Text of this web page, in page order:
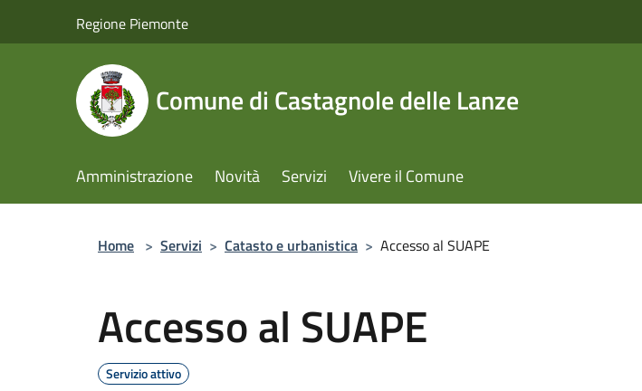
Regione Piemonte
Comune di Castagnole delle Lanze
Amministrazione Novità Servizi Vivere il Comune
Home > Servizi > Catasto e urbanistica > Accesso al SUAPE
Accesso al SUAPE
Servizio attivo